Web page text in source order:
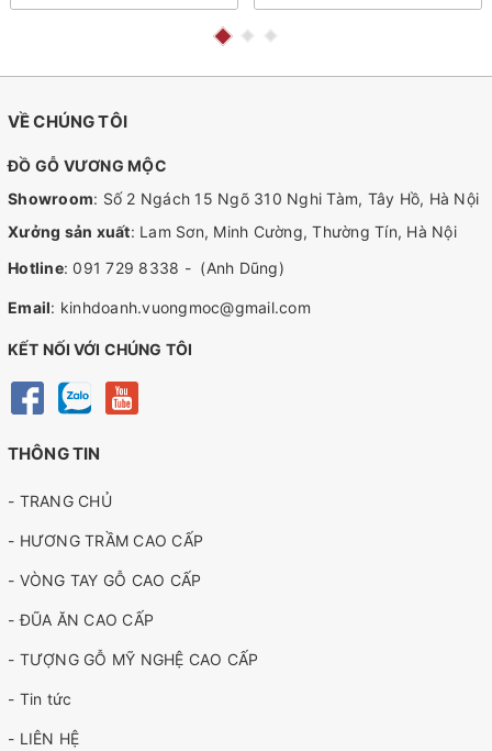
VỀ CHÚNG TÔI
ĐỒ GỖ VƯƠNG MỘC
Showroom: Số 2 Ngách 15 Ngõ 310 Nghi Tàm, Tây Hồ, Hà Nội
Xưởng sản xuất: Lam Sơn, Minh Cường, Thường Tín, Hà Nội
Hotline:091 729 8338 - (Anh Dũng)
Email: kinhdoanh.vuongmoc@gmail.com
KẾT NỐI VỚI CHÚNG TÔI
THÔNG TIN
- TRANG CHỦ
- HƯƠNG TRẦM CAO CẤP
- VÒNG TAY GỖ CAO CẤP
- ĐŨA ĂN CAO CẤP
- TƯỢNG GỖ MỸ NGHỆ CAO CẤP
- Tin tức
- LIÊN HỆ